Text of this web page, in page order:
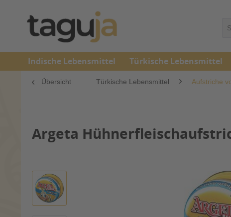
Indische Lebensmittel Türkische Lebensmittel
Übersicht Türkische Lebensmittel Aufstriche
Argeta